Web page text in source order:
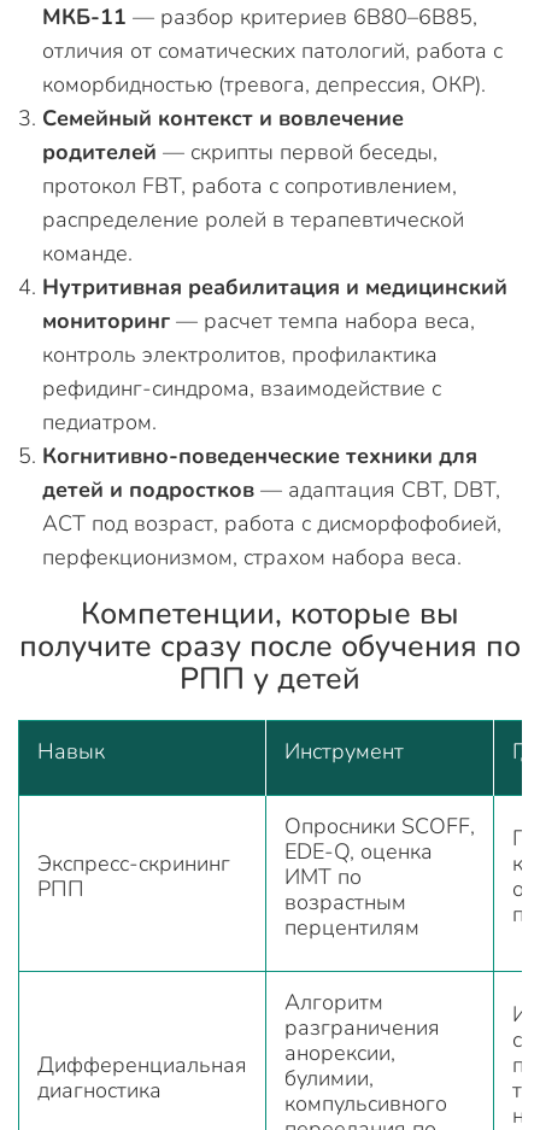
МКБ-11 — разбор критериев 6B80–6B85,
отличия от соматических патологий, работа с
коморбидностью (тревога, депрессия, ОКР).
Семейный контекст и вовлечение
родителей — скрипты первой беседы,
протокол FBT, работа с сопротивлением,
распределение ролей в терапевтической
команде.
Нутритивная реабилитация и медицинский
мониторинг — расчет темпа набора веса,
контроль электролитов, профилактика
рефидинг-синдрома, взаимодействие с
педиатром.
Когнитивно-поведенческие техники для
детей и подростков — адаптация CBT, DBT,
ACT под возраст, работа с дисморфофобией,
перфекционизмом, страхом набора веса.
Компетенции, которые вы
получите сразу после обучения по
РПП у детей
Навык Инструмент
Экспресс-скрининг
РПП
Опросники SCOFF,
EDE-Q, оценка
ИМТ по
возрастным
перцентилям
Дифференциальная
диагностика
Алгоритм
разграничения
анорексии,
булимии,
компульсивного